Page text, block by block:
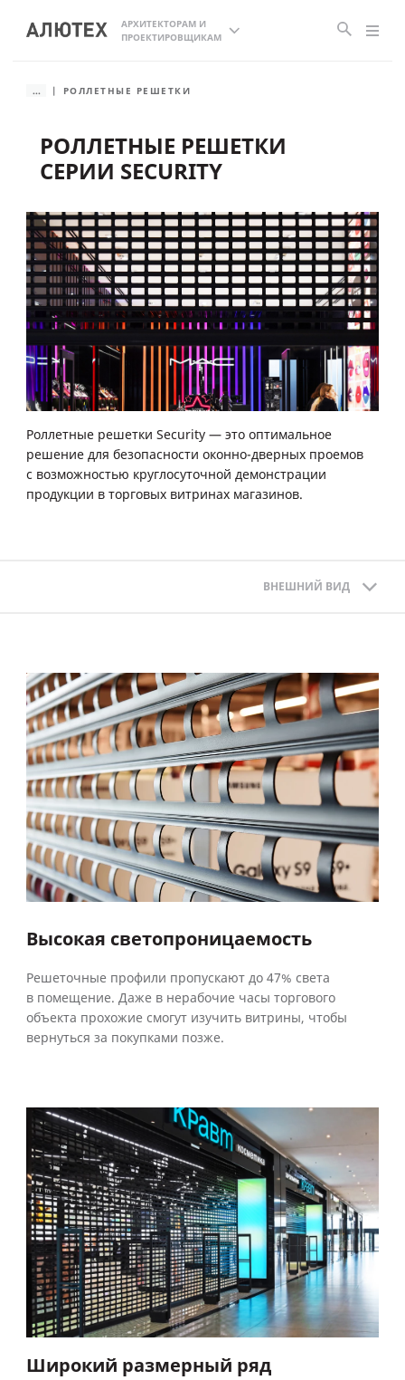
АРХИТЕКТОРАМ И
ПРОЕКТИРОВЩИКАМ
РОЛЛЕТНЫЕ РЕШЕТКИ
СЕРИИ SECURITY
Роллетные решетки Security — это оптимальное
решение для безопасности оконно-дверных проемов
с возможностью круглосуточной демонстрации
продукции в торговых витринах магазинов.
... РОЛЛЕТНЫЕ РЕШЕТКИ
ВНЕШНИЙ ВИД
Высокая светопроницаемость
Решеточные профили пропускают до 47% света
в помещение. Даже в нерабочие часы торгового
объекта прохожие смогут изучить витрины, чтобы
вернуться за покупками позже.
Широкий размерный ряд